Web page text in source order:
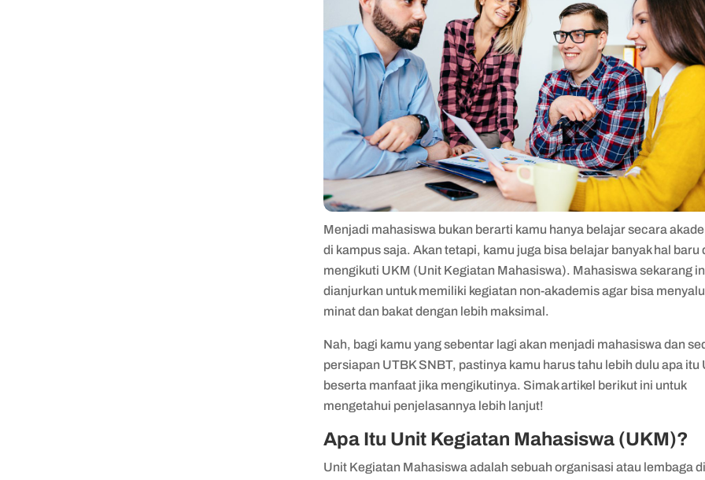
Menjadi mahasiswa bukan berarti kamu hanya belajar secara
di kampus saja. Akan tetapi, kamu juga bisa belajar banyak hal baru
mengikuti UKM (Unit Kegiatan Mahasiswa). Mahasiswa sekarang
dianjurkan untuk memiliki kegiatan non-akademis agar bisa
minat dan bakat dengan lebih maksimal.
Nah, bagi kamu yang sebentar lagi akan menjadi mahasiswa dan
persiapan UTBK SNBT, pastinya kamu harus tahu lebih dulu apa itu
beserta manfaat jika mengikutinya. Simak artikel berikut ini untuk
mengetahui penjelasannya lebih lanjut!
Apa Itu Unit Kegiatan Mahasiswa (UKM)?
Unit Kegiatan Mahasiswa adalah sebuah organisasi atau lembaga di